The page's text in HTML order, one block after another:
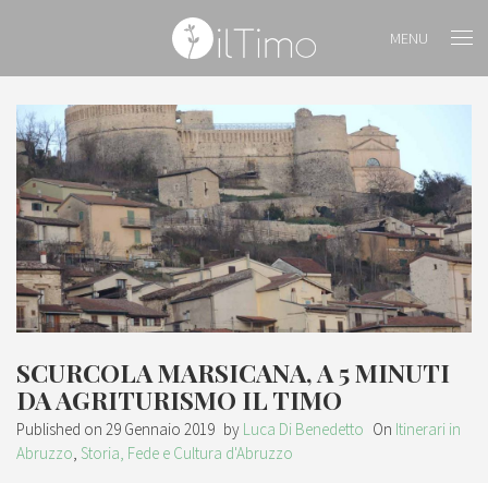
MENU
SCURCOLA MARSICANA, A 5 MINUTI
DA AGRITURISMO IL TIMO
Published on 29 Gennaio 2019 by Luca Di Benedetto On Itinerari in
Abruzzo, Storia, Fede e Cultura d'Abruzzo